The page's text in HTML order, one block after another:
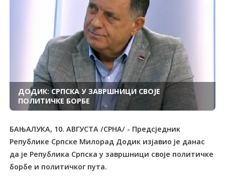
ДОДИК: СРПСКА У ЗАВРШНИЦИ СВОЈЕ
ПОЛИТИЧКЕ БОРБЕ
БАЊАЛУКА, 10. АВГУСТА /СРНА/ - Предсједник
Републике Српске Милорад Додик изјавио је данас
да је Република Српска у завршници своје политичке
борбе и политичког пута.